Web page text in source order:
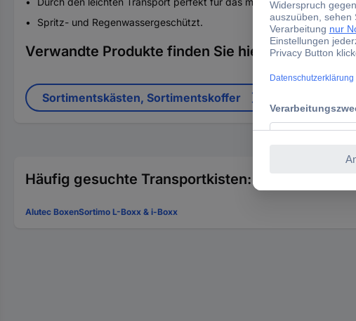
Spritz- und Regenwassergeschützt.
Verwandte Produkte finden Sie hier
Sortimentskästen, Sortimentskoffer
Häufig gesuchte Transportkisten:
Alutec BoxenSortimo L-Boxx & i-Boxx